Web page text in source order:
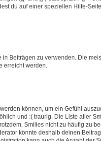
du auf einer speziellen Hilfe-
in Beiträgen zu verwenden. Die
erreicht werden.
können, um ein Gefühl
und :( traurig. Die Liste aller
Smilies nicht zu häufig zu
könnte deshalb deinen